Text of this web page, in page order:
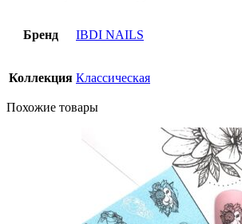
Бренд IBDI NAILS
Коллекция Классическая
Похожие товары